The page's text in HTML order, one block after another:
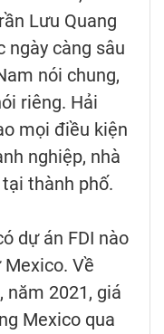
Lưu Quang
ngày càng sâu
nói chung,
riêng. Hải
mọi điều kiện
nghiệp, nhà
thành phố.
dự án FDI nào
Về
năm 2021, giá
Mexico qua